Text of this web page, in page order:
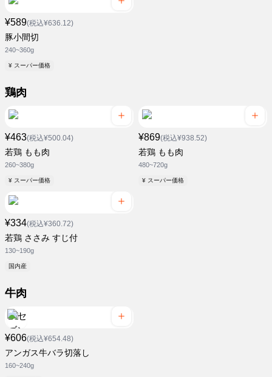
¥589(税込¥636.12)
豚小間切
240~360g
¥ スーパー価格
鶏肉
¥463(税込¥500.04)
若鶏 もも肉
260~380g
¥ スーパー価格
¥869(税込¥938.52)
若鶏 もも肉
480~720g
¥ スーパー価格
¥334(税込¥360.72)
若鶏 ささみ すじ付
130~190g
国内産
牛肉
¥606(税込¥654.48)
アンガス牛バラ切落し
160~240g